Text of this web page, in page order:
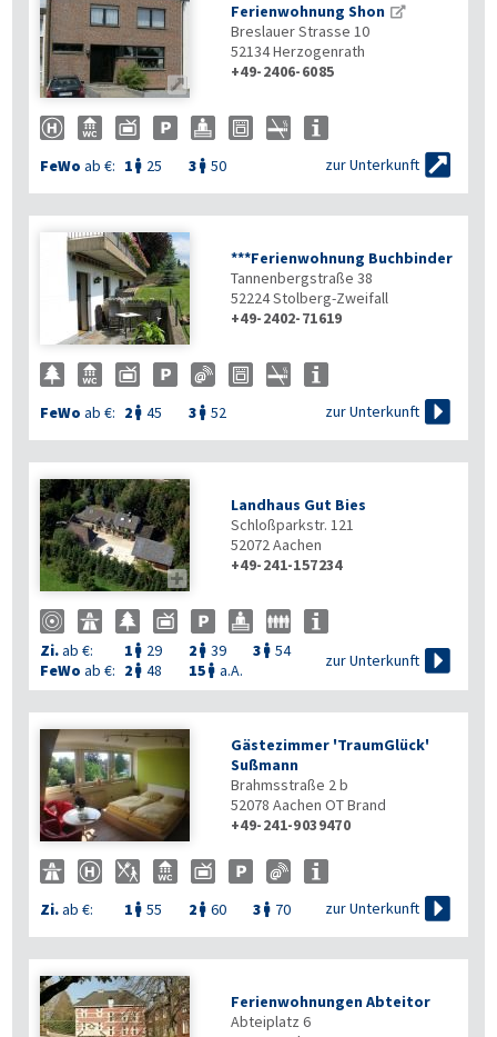

Ferienwohnung Shon
Breslauer Strasse 10
52134Herzogenrath
+49-2406-6085
FeWo ab €: 1  25 3  50 zur Unterkunft 
***Ferienwohnung Buchbinder
Tannenbergstraße 38
52224Stolberg-Zweifall
+49-2402-71619
FeWo ab €: 2  45 3  52 zur Unterkunft 

Landhaus Gut Bies
Schloßparkstr. 121
52072Aachen
+49-241-157234
Zi.ab €: 1  29 2  39 3  54
FeWo ab €: 2  48 15  a.A.
zur Unterkunft 
Gästezimmer 'TraumGlück'
Sußmann
Brahmsstraße 2 b
52078 Aachen OT Brand
+49-241-9039470
Zi.ab €: 1  55 2  60 3  70 zur Unterkunft 
Ferienwohnungen Abteitor
Abteiplatz 6